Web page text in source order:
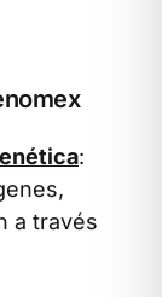
:
a través